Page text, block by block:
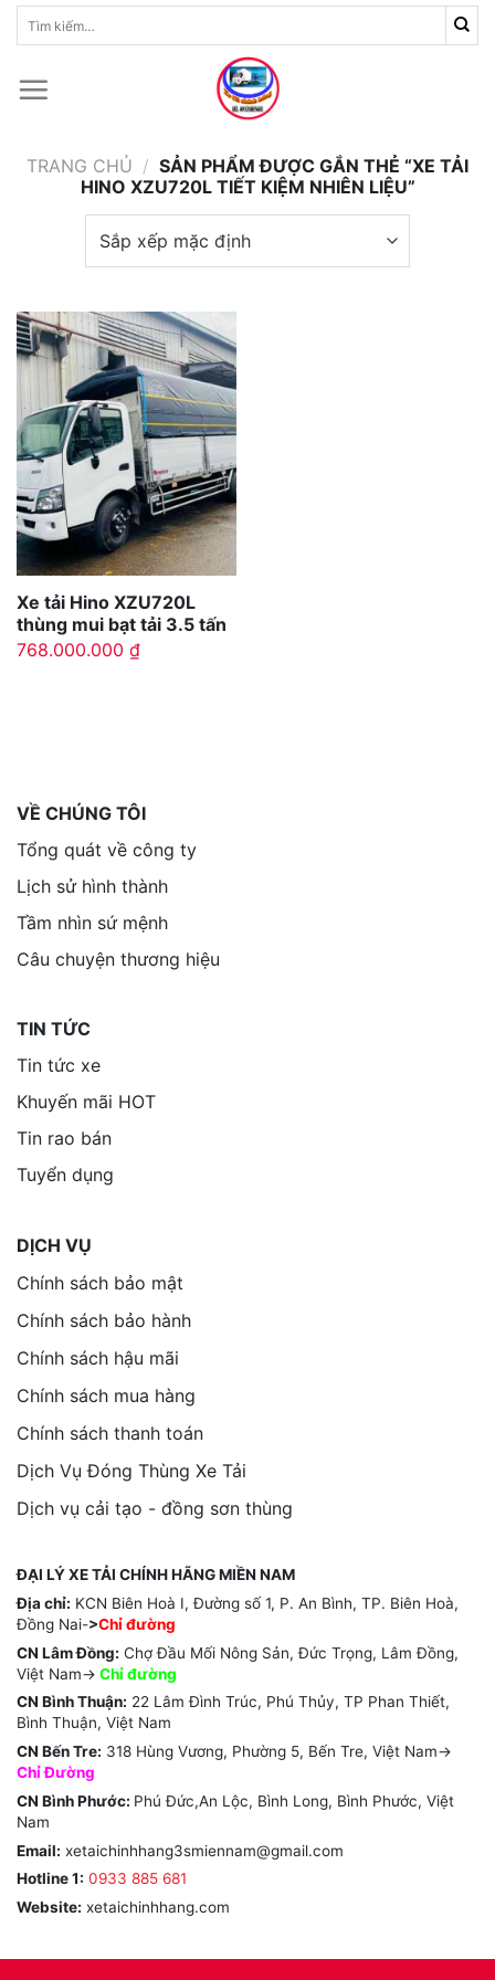
Skip
kiếm:
TRANG CHỦ / SẢN PHẨM ĐƯỢC GẮN THẺ “XE TẢI
HINO XZU720L TIẾT KIỆM NHIÊN LIỆU”
Xe tải Hino XZU720L
thùng mui bạt tải 3.5 tấn
768.000.000 ₫
VỀ CHÚNG TÔI
Tổng quát về công ty
Lịch sử hình thành
Tầm nhìn sứ mệnh
Câu chuyện thương hiệu
TIN TỨC
Tin tức xe
Khuyến mãi HOT
Tin rao bán
Tuyển dụng
DỊCH VỤ
Chính sách bảo mật
Chính sách bảo hành
Chính sách hậu mãi
Chính sách mua hàng
Chính sách thanh toán
Dịch Vụ Đóng Thùng Xe Tải
Dịch vụ cải tạo - đồng sơn thùng
ĐẠI LÝ XE TẢI CHÍNH HÃNG MIỀN NAM
Địa chỉ: KCN Biên Hoà I, Đường số 1, P. An Bình, TP. Biên Hoà,
Đồng Nai->Chỉ đường
CN Lâm Đồng: Chợ Đầu Mối Nông Sản, Đức Trọng, Lâm Đồng,
Việt Nam-> Chỉđường
CN Bình Thuận: 22 Lâm Đình Trúc, Phú Thủy, TP Phan Thiết,
Bình Thuận, Việt Nam
CN Bến Tre: 318 Hùng Vương, Phường 5, Bến Tre, Việt Nam->
Chỉ Đường
CN Bình Phước: Phú Đức,An Lộc, Bình Long, Bình Phước, Việt
Nam
Email: xetaichinhhang3smiennam@gmail.com
Hotline 1: 0933 885 681
Website: xetaichinhhang.com